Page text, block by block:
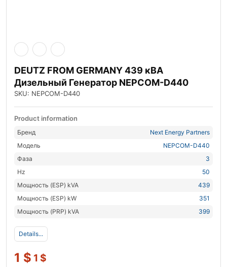
DEUTZ FROM GERMANY 439 кВА
Дизельный Генератор NEPCOM-D440
SKU: NEPCOM-D440
Product information
Бренд
Next Energy Partners
Модель
NEPCOM-D440
Фаза
3
Hz
50
Мощность (ESP) kVA
439
Мощность (ESP) kW
351
Мощность (PRP) kVA
399
Details...
1 $ 1 $